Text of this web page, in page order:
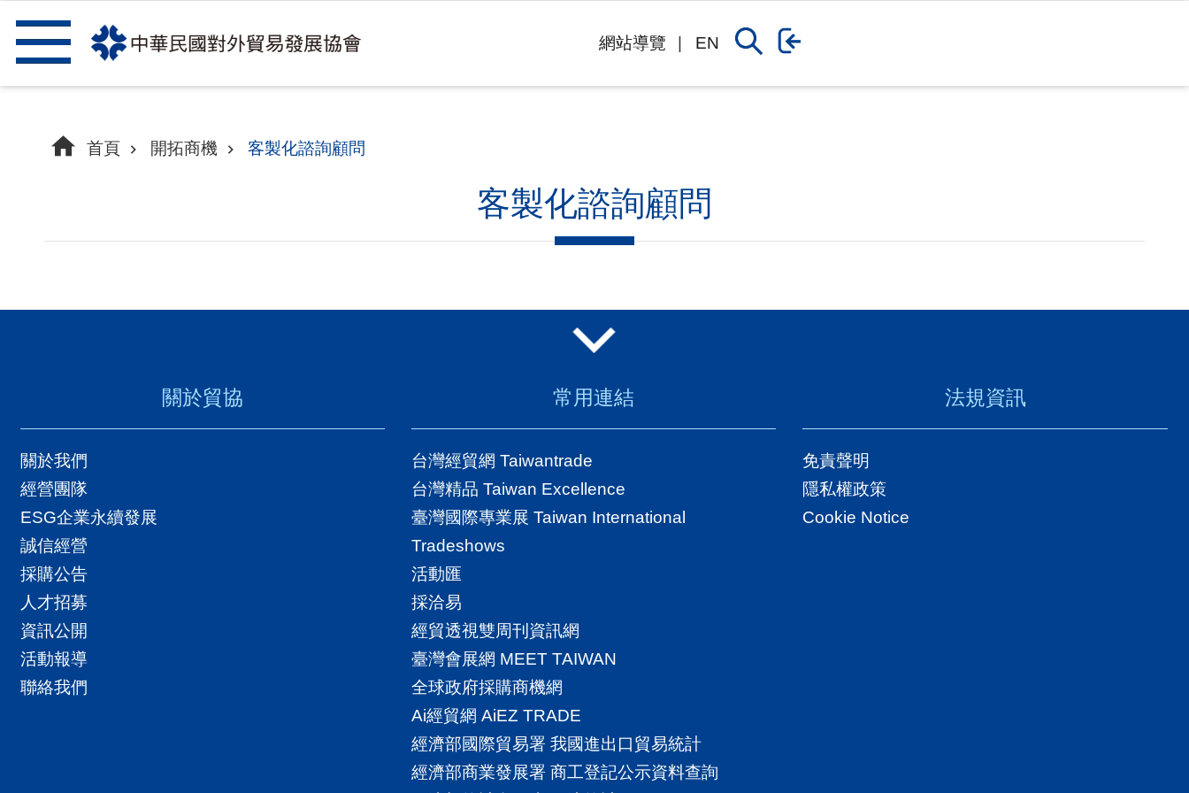
跳到主要內容區塊
網站導覽 EN
首頁 開拓商機 客製化諮詢顧問
客製化諮詢顧問
關於貿協
關於我們
經營團隊
ESG企業永續發展
誠信經營
採購公告
人才招募
資訊公開
活動報導
聯絡我們
常用連結
台灣經貿網 Taiwantrade
台灣精品 Taiwan Excellence
臺灣國際專業展 Taiwan International
Tradeshows
活動匯
採洽易
經貿透視雙周刊資訊網
臺灣會展網 MEET TAIWAN
全球政府採購商機網
Ai經貿網 AiEZ TRADE
經濟部國際貿易署 我國進出口貿易統計
經濟部商業發展署 商工登記公示資料查詢
法規資訊
免責聲明
隱私權政策
Cookie Notice